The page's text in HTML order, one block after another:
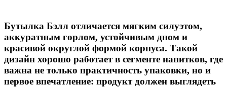
Бутылка Бэлл отличается мягким силуэтом,
аккуратным горлом, устойчивым дном и
красивой округлой формой корпуса. Такой
дизайн хорошо работает в сегменте напитков, где
важна не только практичность упаковки, но и
первое впечатление: продукт должен выглядеть